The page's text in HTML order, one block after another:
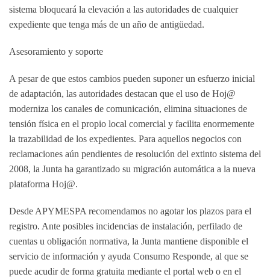
sistema bloqueará la elevación a las autoridades de cualquier
expediente que tenga más de un año de antigüedad.
Asesoramiento y soporte
A pesar de que estos cambios pueden suponer un esfuerzo inicial
de adaptación, las autoridades destacan que el uso de Hoj@
moderniza los canales de comunicación, elimina situaciones de
tensión física en el propio local comercial y facilita enormemente
la trazabilidad de los expedientes. Para aquellos negocios con
reclamaciones aún pendientes de resolución del extinto sistema del
2008, la Junta ha garantizado su migración automática a la nueva
plataforma Hoj@.
Desde APYMESPA recomendamos no agotar los plazos para el
registro. Ante posibles incidencias de instalación, perfilado de
cuentas u obligación normativa, la Junta mantiene disponible el
servicio de información y ayuda Consumo Responde, al que se
puede acudir de forma gratuita mediante el portal web o en el